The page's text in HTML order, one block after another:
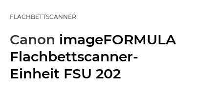
FLACHBETTSCANNER
Canon imageFORMULA
Flachbettscanner-
Einheit FSU 202